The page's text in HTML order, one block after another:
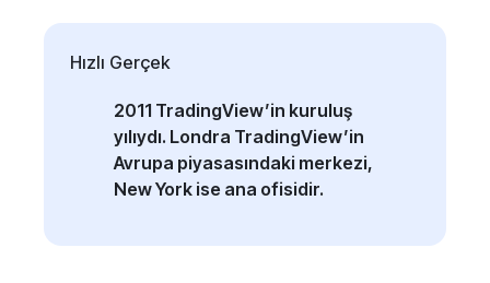
2011 TradingView’in kuruluş
yılıydı. Londra TradingView’in
Avrupa piyasasındaki merkezi,
New York ise ana ofisidir.
Hızlı Gerçek